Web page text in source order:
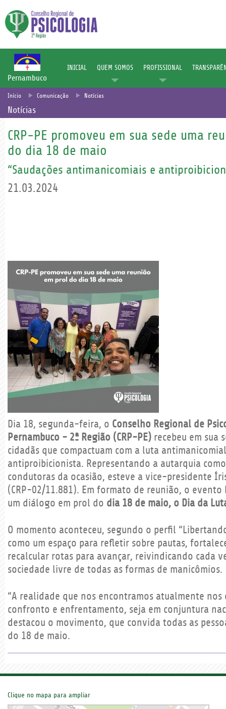
Pernambuco
INICIAL QUEM SOMOS PROFISSIONAL
Início Comunicação Notícias
Notícias
CRP-PE promoveu em sua sede uma
do dia 18 de maio
“Saudações antimanicomiais e
21.03.2024
Dia 18, segunda-feira, o Conselho Regional de
Pernambuco - 2ª Região (CRP-PE) recebeu em sua
cidadãs que compactuam com a luta
antiproibicionista. Representando a autarquia
condutoras da ocasião, esteve a vice-presidente
(CRP-02/11.881). Em formato de reunião, o evento
um diálogo em prol do dia 18 de maio, o Dia da
O momento aconteceu, segundo o perfil
como um espaço para refletir sobre pautas,
recalcular rotas para avançar, reivindicando cada
sociedade livre de todas as formas de manicômios.
“A realidade que nos encontramos atualmente nos
confronto e enfrentamento, seja em conjuntura
destacou o movimento, que convida todas as
do 18 de maio.
Clique no mapa para ampliar